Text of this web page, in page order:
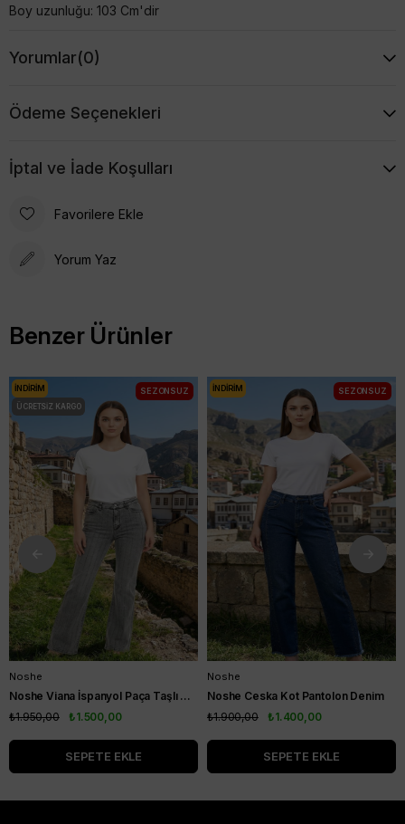
Boy uzunluğu: 103 Cm'dir
Yorumlar(0)
Ödeme Seçenekleri
İptal ve İade Koşulları
Favorilere Ekle
Yorum Yaz
Benzer Ürünler
Noshe
Noshe Viana İspanyol Paça Taşlı Kot Pantolon Gri
₺1.500,00
₺1.950,00
SEPETE EKLE
İNDIRIM
ÜCRETSIZ KARGO
SEZONSUZ
Noshe
Noshe Ceska Kot Pantolon Denim
₺1.400,00
₺1.900,00
SEPETE EKLE
İNDIRIM SEZONSUZ